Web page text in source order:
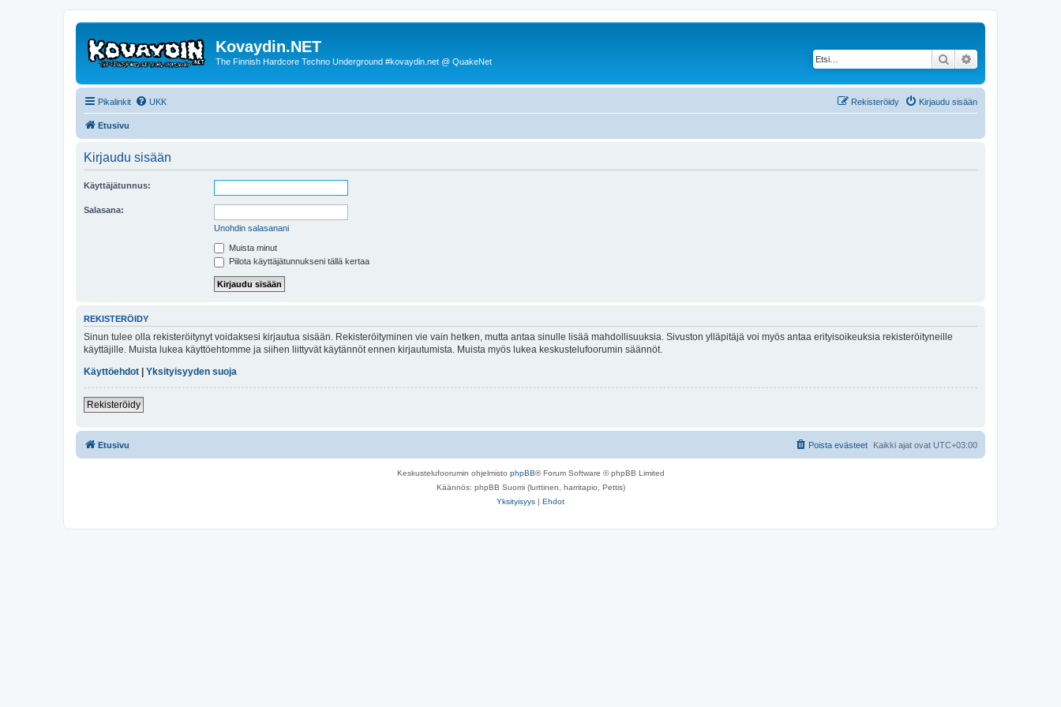
Kovaydin.NET
The Finnish Hardcore Techno Underground #kovaydin.net @ QuakeNet Etsi
Pikalinkit UKK Kirjaudu sisään
Rekisteröidy
Etusivu
Kirjaudu sisään
Käyttäjätunnus:
Salasana:
Unohdin salasanani
Muista minut
Piilota käyttäjätunnukseni tällä kertaa
REKISTERÖIDY
Sinun tulee olla rekisteröitynyt voidaksesi kirjautua sisään. Rekisteröityminen vie vain hetken, mutta antaa sinulle lisää mahdollisuuksia. Sivuston ylläpitäjä voi myös antaa erityisoikeuksia rekisteröityneille
käyttäjille. Muista lukea käyttöehtomme ja siihen liittyvät käytännöt ennen kirjautumista. Muista myös lukea keskustelufoorumin säännöt.
Käyttöehdot
Yksityisyyden suoja
Rekisteröidy
Etusivu Kaikki ajat ovat UTC+03:00
Poista evästeet
Keskustelufoorumin ohjelmisto phpBB® Forum Software © phpBB Limited
Käännös: phpBB Suomi (lurttinen, harritapio, Pettis)
Yksityisyys | Ehdot